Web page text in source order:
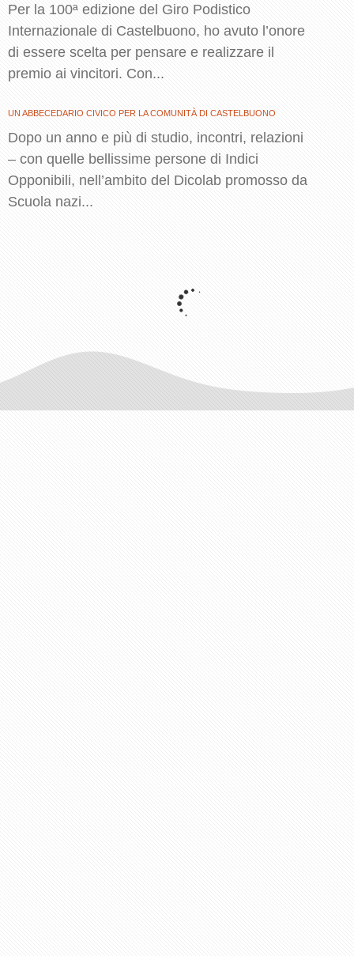
Per la 100ª edizione del Giro Podistico
Internazionale di Castelbuono, ho avuto l’onore
di essere scelta per pensare e realizzare il
premio ai vincitori. Con...
UN ABBECEDARIO CIVICO PER LA COMUNITÀ DI CASTELBUONO
Dopo un anno e più di studio, incontri, relazioni
– con quelle bellissime persone di Indici
Opponibili, nell’ambito del Dicolab promosso da
Scuola nazi...